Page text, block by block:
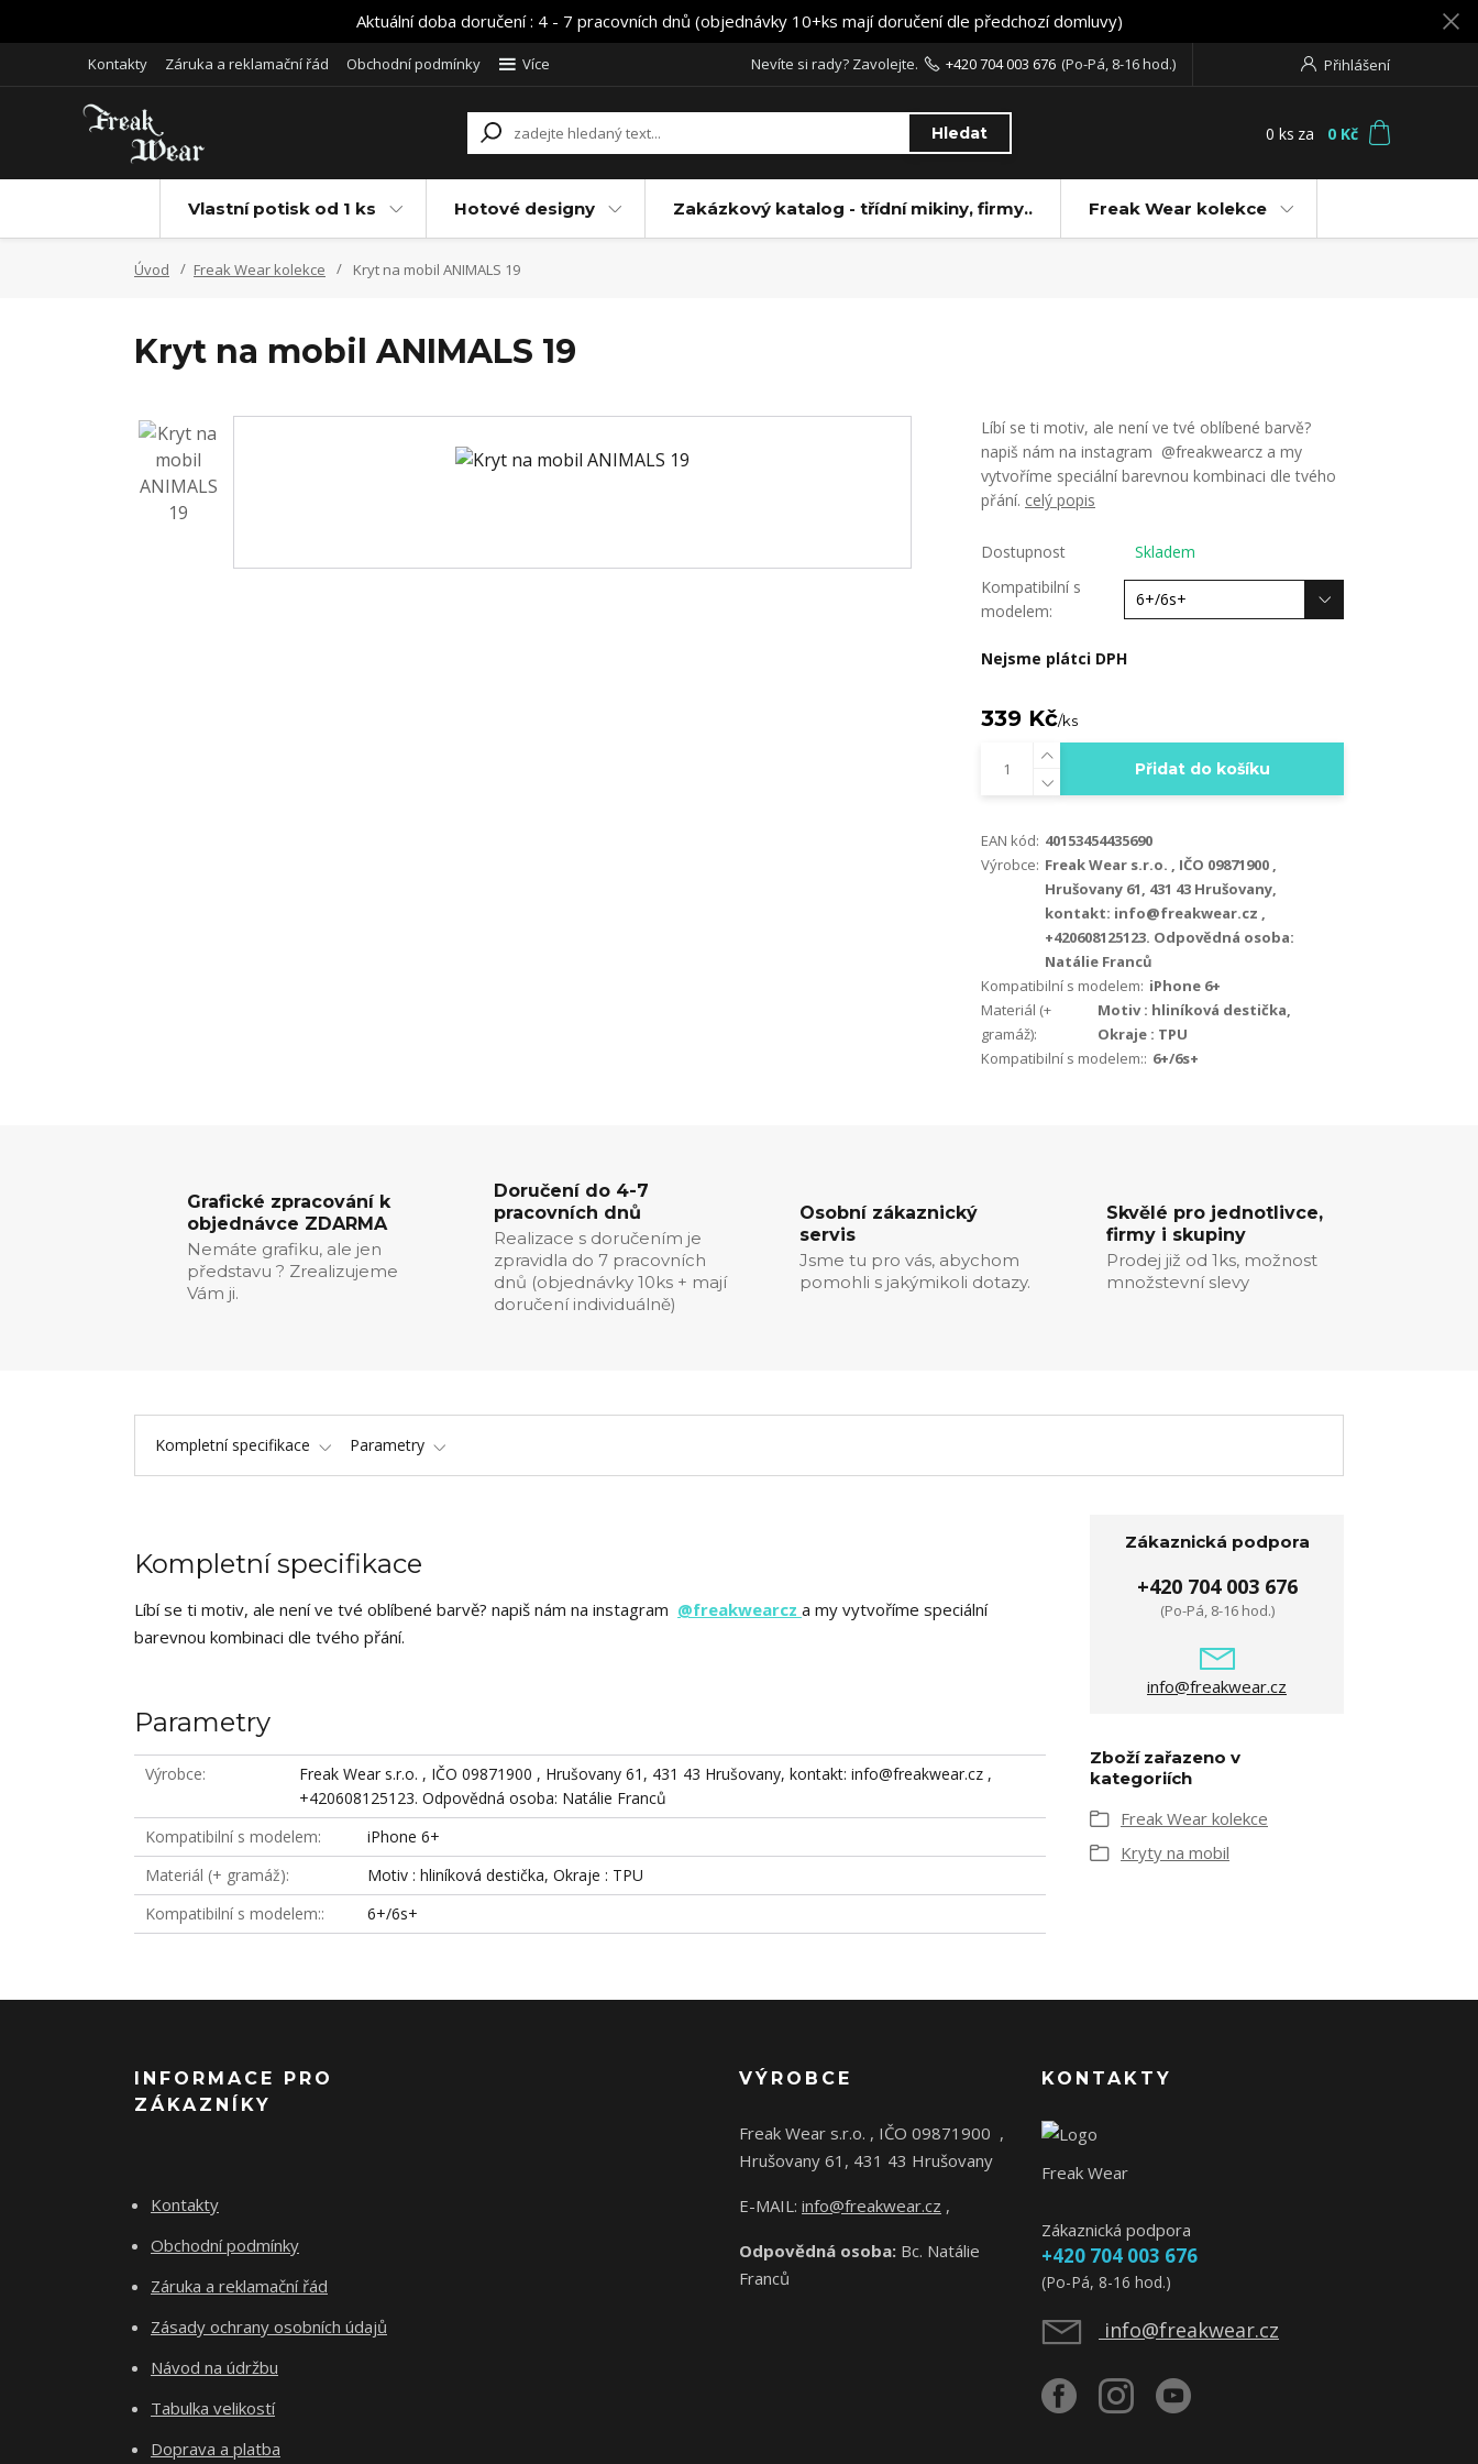
Aktuální doba doručení : 4 - 7 pracovních dnů (objednávky 10+ks mají doručení dle předchozí domluvy)
Kontakty Záruka a reklamační řád Obchodní podmínky Více Přihlášení
Hledat
Nevíte si rady? Zavolejte. +420 704 003 676 (Po-Pá, 8-16 hod.)
0 ks za 0 Kč
Vlastní potisk od 1 ks Hotové designy Zakázkový katalog - třídní mikiny, firmy.. Freak Wear kolekce
Úvod Freak Wear kolekce Kryt na mobil ANIMALS 19
Kryt na mobil ANIMALS 19
Líbí se ti motiv, ale není ve tvé oblíbené barvě?
napiš nám na instagram @freakwearcz a my
vytvoříme speciální barevnou kombinaci dle tvého
přání. celý popis
Dostupnost
Skladem
Kompatibilní s
modelem:
Nejsme plátci DPH
339 Kč/ks
Přidat do košíku
EAN kód: 40153454435690
Výrobce: Freak Wear s.r.o. , IČO 09871900 ,
Hrušovany 61, 431 43 Hrušovany,
kontakt: info@freakwear.cz ,
+420608125123. Odpovědná osoba:
Natálie Franců
Kompatibilní s modelem: iPhone 6+
Materiál (+
gramáž):
Motiv : hliníková destička,
Okraje : TPU
Kompatibilní s modelem:: 6+/6s+
Grafické zpracování k
objednávce ZDARMA
Nemáte grafiku, ale jen
představu ? Zrealizujeme
Vám ji.
Doručení do 4-7
pracovních dnů
Realizace s doručením je
zpravidla do 7 pracovních
dnů (objednávky 10ks + mají
doručení individuálně)
Osobní zákaznický
servis
Jsme tu pro vás, abychom
pomohli s jakýmikoli dotazy.
Skvělé pro jednotlivce,
firmy i skupiny
Prodej již od 1ks, možnost
množstevní slevy
Kompletní specifikace Parametry
Kompletní specifikace
Líbí se ti motiv, ale není ve tvé oblíbené barvě? napiš nám na instagram @freakwearcz a my vytvoříme speciální
barevnou kombinaci dle tvého přání.
Parametry
Výrobce
Freak Wear s.r.o. , IČO 09871900 , Hrušovany 61, 431 43 Hrušovany, kontakt: info@freakwear.cz ,
+420608125123. Odpovědná osoba: Natálie Franců
Kompatibilní s modelem
iPhone 6+
Materiál (+ gramáž)
Motiv : hliníková destička, Okraje : TPU
Kompatibilní s modelem:
6+/6s+
Zákaznická podpora
+420 704 003 676
(Po-Pá, 8-16 hod.)
info@freakwear.cz
Zboží zařazeno v
kategoriích
Freak Wear kolekce
Kryty na mobil
INFORMACE PRO
ZÁKAZNÍKY
Kontakty
Obchodní podmínky
Záruka a reklamační řád
Zásady ochrany osobních údajů
Návod na údržbu
Tabulka velikostí
Doprava a platba
VÝROBCE
Freak Wear s.r.o. , IČO 09871900 ,
Hrušovany 61, 431 43 Hrušovany
E-MAIL: info@freakwear.cz ,
Odpovědná osoba: Bc. Natálie
Franců
KONTAKTY
Freak Wear
Zákaznická podpora
+420 704 003 676
(Po-Pá, 8-16 hod.)
info@freakwear.cz